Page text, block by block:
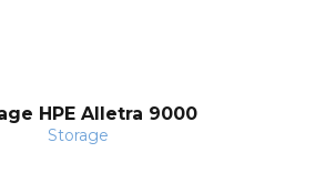
HPE Alletra 9000
Storage